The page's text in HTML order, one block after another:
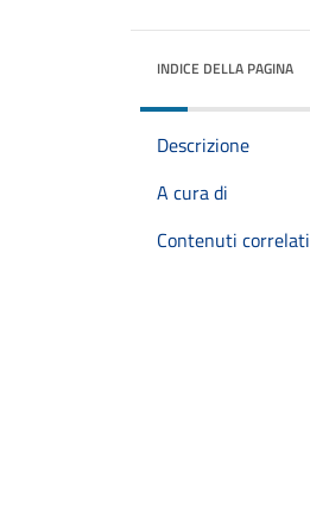
INDICE DELLA PAGINA
Descrizione
A cura di
Contenuti correlati